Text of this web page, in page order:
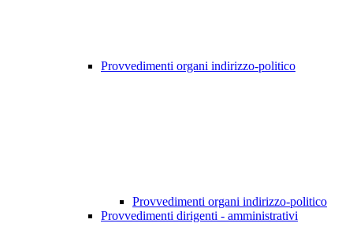
Provvedimenti organi indirizzo-politico
Provvedimenti organi indirizzo-politico
Provvedimenti dirigenti - amministrativi